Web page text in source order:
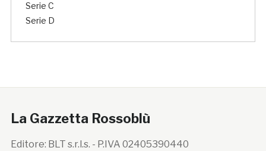
Serie C
Serie D
La Gazzetta Rossoblù
Editore: BLT s.r.l.s. - P.IVA 02405390440